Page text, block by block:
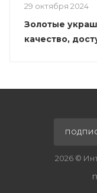
29 октября 2024
Золотые
качество,
2026 ©